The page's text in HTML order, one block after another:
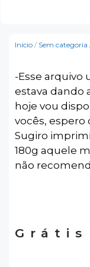
Início / Sem categoria
-Esse arquivo
estava dando
hoje vou
vocês,
Sugiro
180g aquele
não
Grátis